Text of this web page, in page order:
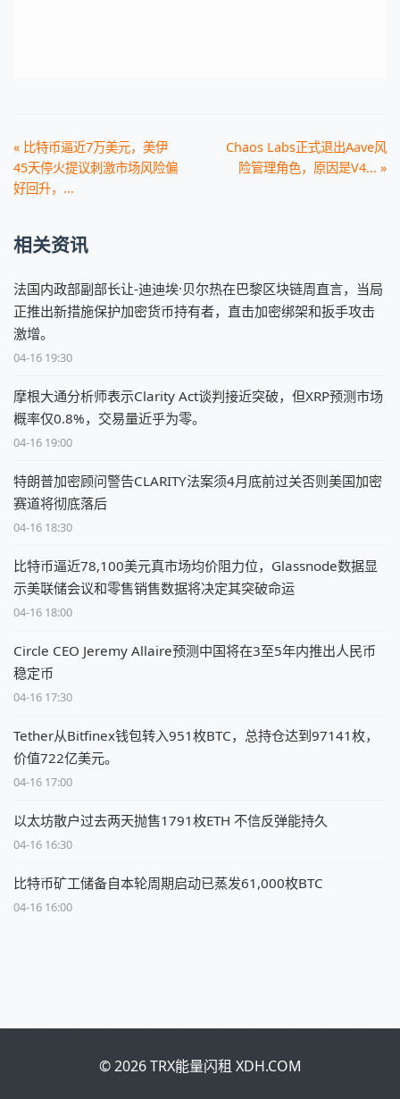
« 比特币逼近7万美元，美伊
45天停火提议刺激市场风险偏
好回升，...
Chaos Labs正式退出Aave风
险管理角色，原因是V4... »
相关资讯
法国内政部副部长让-迪迪埃·贝尔热在巴黎区块链周直言，当局
正推出新措施保护加密货币持有者，直击加密绑架和扳手攻击
激增。
04-16 19:30
摩根大通分析师表示Clarity Act谈判接近突破，但XRP预测市场
概率仅0.8%，交易量近乎为零。
04-16 19:00
特朗普加密顾问警告CLARITY法案须4月底前过关否则美国加密
赛道将彻底落后
04-16 18:30
比特币逼近78,100美元真市场均价阻力位，Glassnode数据显
示美联储会议和零售销售数据将决定其突破命运
04-16 18:00
Circle CEO Jeremy Allaire预测中国将在3至5年内推出人民币
稳定币
04-16 17:30
Tether从Bitfinex钱包转入951枚BTC，总持仓达到97141枚，
价值722亿美元。
04-16 17:00
以太坊散户过去两天抛售1791枚ETH 不信反弹能持久
04-16 16:30
比特币矿工储备自本轮周期启动已蒸发61,000枚BTC
04-16 16:00
© 2026 TRX能量闪租 XDH.COM